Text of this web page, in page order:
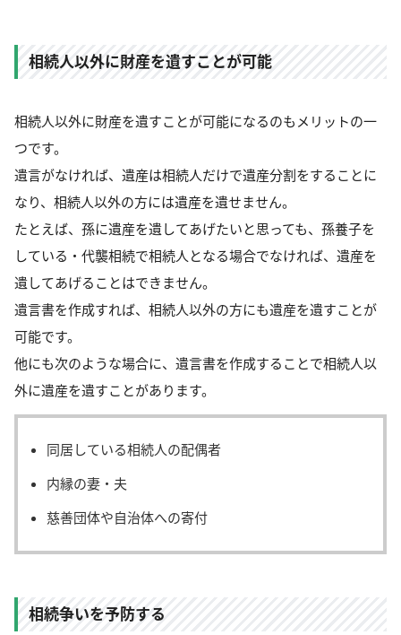
相続人以外に財産を遺すことが可能
相続人以外に財産を遺すことが可能になるのもメリットの一
つです。
遺言がなければ、遺産は相続人だけで遺産分割をすることに
なり、相続人以外の方には遺産を遺せません。
たとえば、孫に遺産を遺してあげたいと思っても、孫養子を
している・代襲相続で相続人となる場合でなければ、遺産を
遺してあげることはできません。
遺言書を作成すれば、相続人以外の方にも遺産を遺すことが
可能です。
他にも次のような場合に、遺言書を作成することで相続人以
外に遺産を遺すことがあります。
同居している相続人の配偶者
内縁の妻・夫
慈善団体や自治体への寄付
相続争いを予防する